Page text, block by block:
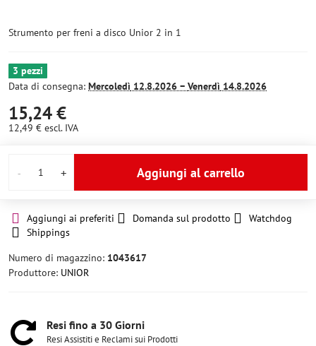
Strumento per freni a disco Unior 2 in 1
3 pezzi
Data di consegna: Mercoledì 12.8.2026 − Venerdì 14.8.2026
15,24 €
12,49 € escl. IVA
Aggiungi al carrello
Aggiungi ai preferiti Domanda sul prodotto
Watchdog
Shippings
Numero di magazzino: 1043617
Produttore: UNIOR
Resi fino a 30 Giorni
Resi Assistiti e Reclami sui Prodotti